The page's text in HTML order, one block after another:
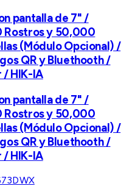
pantalla de 7" /
Rostros y 50,000
(Módulo Opcional) /
QR y Bluethooth /
/ HIK-IA
pantalla de 7" /
Rostros y 50,000
(Módulo Opcional) /
QR y Bluethooth /
/ HIK-IA